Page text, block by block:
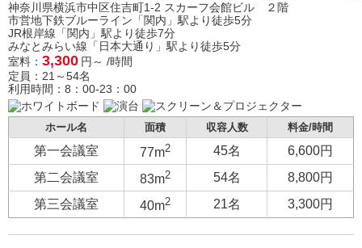
神奈川県横浜市中区住吉町1-2 スカーフ会館ビル ２階
市営地下鉄ブルーライン「関内」駅より徒歩5分
JR根岸線「関内」駅より徒歩7分
みなとみらい線「日本大通り」駅より徒歩5分
室料： 3,300 円～ /時間
定員：21～54名
利用時間：8：00-23：00
ホール名 面積 収容人数 料金/時間
第一会議室 77m2 45名
6,600円
第二会議室
83m2 54名
8,800円
第三会議室
40m2 21名 3,300円